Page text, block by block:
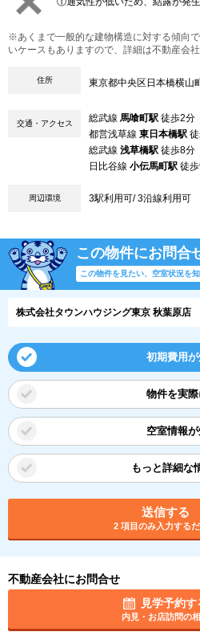
※あくまで一般的な建物構造に対する傾向
いケースもありますので、詳細は不動産会
住所 東京都中央区日本橋横山
交通・アクセス 総武線 馬喰町駅 徒歩2分
都営浅草線 東日本橋駅
総武線 浅草橋駅 徒歩8分
日比谷線 小伝馬町駅 徒
周辺環境 3駅利用可/ 3沿線利用可
この物件にお問合
この物件を見たい、空室状況を
株式会社タウンハウジング東京 秋葉原店
初期費用
物件を実
空室情報
もっと詳細な
送信する
2 項目のみ入力するだ
不動産会社にお問合せ
見学予約す
内見・お店訪問の